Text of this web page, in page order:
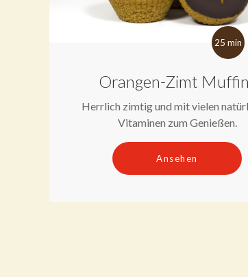
25 min
Orangen-Zimt
Herrlich zimtig und mit vielen
Vitaminen zum Genießen.
Ansehen